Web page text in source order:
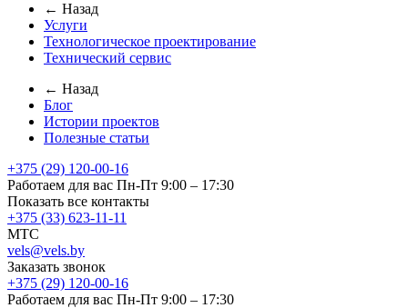
← Назад
Услуги
Технологическое проектирование
Технический сервис
← Назад
Блог
Истории проектов
Полезные статьи
+375 (29) 120-00-16
Работаем для вас Пн-Пт 9:00 – 17:30
Показать все контакты
+375 (33) 623-11-11
MTC
vels@vels.by
Заказать звонок
+375 (29) 120-00-16
Работаем для вас Пн-Пт 9:00 – 17:30